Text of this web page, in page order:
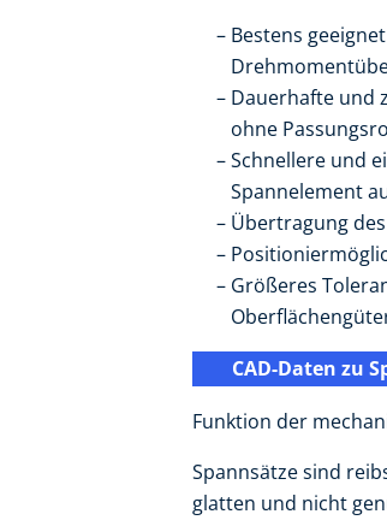
Bestens
Dauerhafte und
ohne
Schnellere und
Spannelement
Übertragung
Größeres
CAD-Daten zu
Funktion der
Spannsätze sind
glatten und nicht